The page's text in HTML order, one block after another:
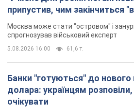
"Джипінг руйнує екосистеми,
формувалися сотні років": у
Greenpeace забили на сполох
У високогір'ї розташовані альпійські та
комплекси, які формувалися протягом
5.08.2026 23:00 1,8 т.